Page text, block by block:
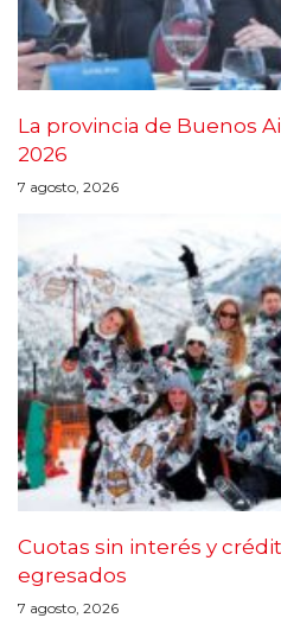
La provincia de Buenos
2026
7 agosto, 2026
Cuotas sin interés y
egresados
7 agosto, 2026